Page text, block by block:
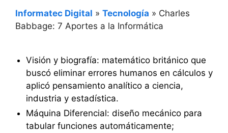
Informatec Digital » Tecnología » Charles
Babbage: 7 Aportes a la Informática
Visión y biografía: matemático británico que
buscó eliminar errores humanos en cálculos y
aplicó pensamiento analítico a ciencia,
industria y estadística.
Máquina Diferencial: diseño mecánico para
tabular funciones automáticamente;